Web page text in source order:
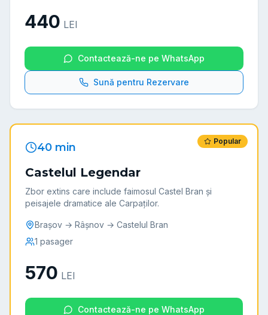
440 LEI
Contactează-ne pe WhatsApp
Sună pentru Rezervare
Popular
40 min
Castelul Legendar
Zbor extins care include faimosul Castel Bran și
peisajele dramatice ale Carpaților.
Brașov → Râșnov → Castelul Bran
1 pasager
570 LEI
Contactează-ne pe WhatsApp